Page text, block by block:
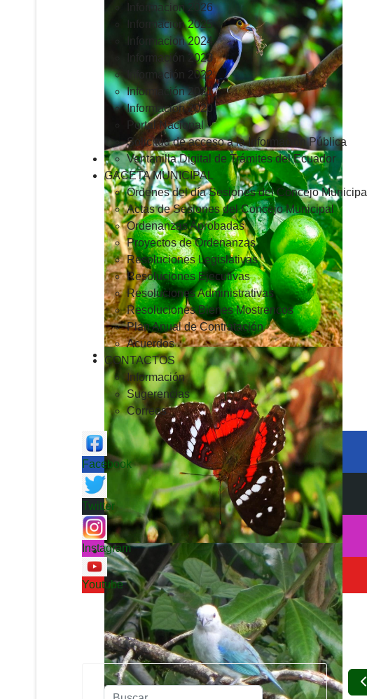
Informacion 2026
Informacion 2025
Informacion 2024
Información 2023
Información 2022
Información 2021
Información 2020
Portal Nacional
Solicitud de acceso a la Información Pública
Ventanilla Digital de Trámites del Ecuador
GACETA MUNICIPAL
Ordenes del día Sesiones del Concejo Municipal
Actas de Sesiones del Concejo Municipal
Ordenanzas Aprobadas
Proyectos de Ordenanzas
Resoluciones Legislativas
Resoluciones Ejecutivas
Resoluciones Administrativas
Resoluciones Bienes Mostrencos
Plan Anual de Contratación
Acuerdos
CONTACTOS
Información
Sugerencias
Correos
Facebook
Twitter
Instagram
Youtube
Buscar